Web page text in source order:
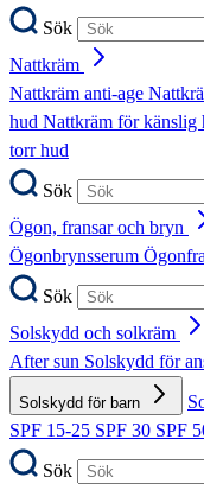
Sök
Nattkräm
Nattkräm anti-age
hud Nattkräm för känslig
torr hud
Sök
Ögon, fransar och bryn
Ögonbrynsserum
Sök
Solskydd och solkräm
After sun Solskydd för
Solskydd för barn
SPF 15-25 SPF 30 SPF
Sök